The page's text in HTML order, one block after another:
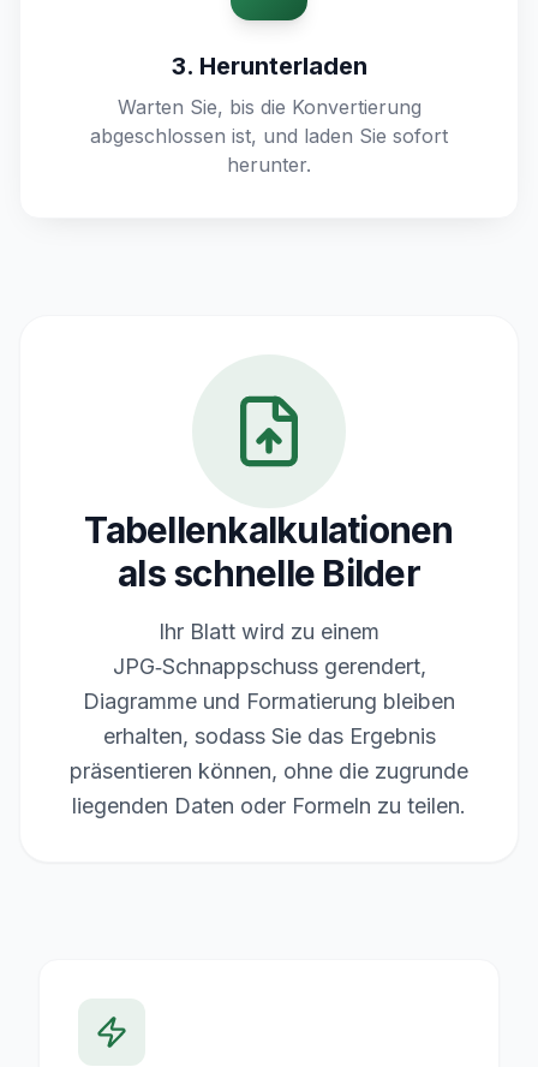
3. Herunterladen
Warten Sie, bis die Konvertierung
abgeschlossen ist, und laden Sie sofort
herunter.
Tabellenkalkulationen
als schnelle Bilder
Ihr Blatt wird zu einem
JPG‑Schnappschuss gerendert,
Diagramme und Formatierung bleiben
erhalten, sodass Sie das Ergebnis
präsentieren können, ohne die zugrunde
liegenden Daten oder Formeln zu teilen.